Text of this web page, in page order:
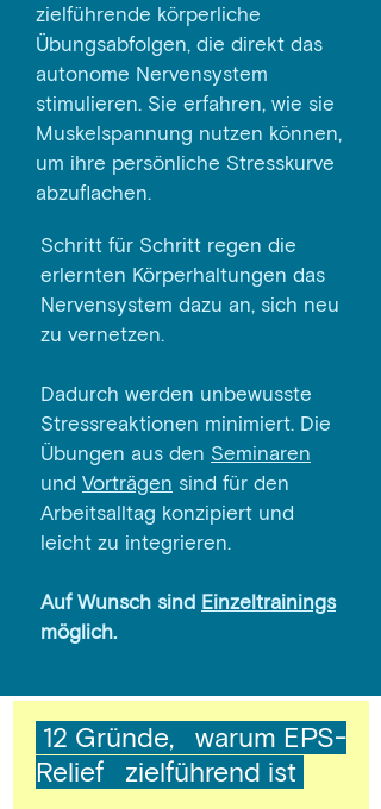
zielführende körperliche
Übungsabfolgen, die direkt das
autonome Nervensystem
stimulieren. Sie erfahren, wie sie
Muskelspannung nutzen können,
um ihre persönliche Stresskurve
abzuflachen.
Schritt für Schritt regen die
erlernten Körperhaltungen das
Nervensystem dazu an, sich neu
zu vernetzen.
Dadurch werden unbewusste
Stressreaktionen minimiert. Die
Übungen aus den Seminaren
und Vorträgen sind für den
Arbeitsalltag konzipiert und
leicht zu integrieren.
Auf Wunsch sind Einzeltrainings
möglich.
12 Gründe, warum EPS-
Relief zielführend ist